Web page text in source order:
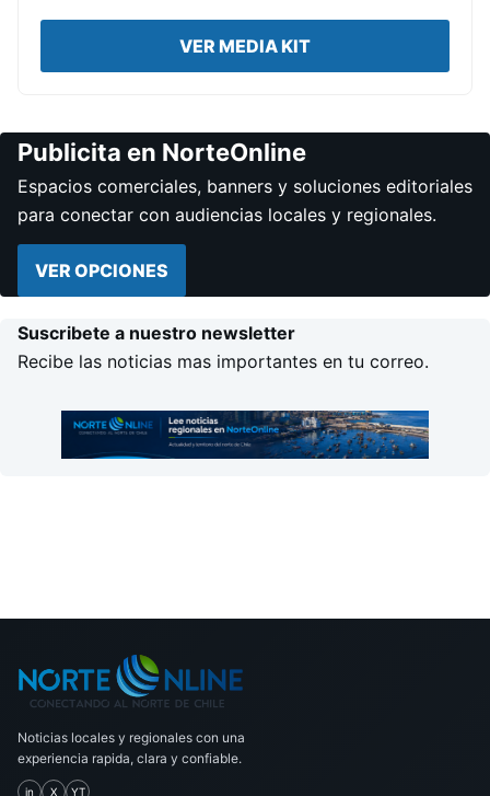
VER MEDIA KIT
Publicita en NorteOnline
Espacios comerciales, banners y soluciones editoriales
para conectar con audiencias locales y regionales.
VER OPCIONES
Suscribete a nuestro newsletter
Recibe las noticias mas importantes en tu correo.
Noticias locales y regionales con una
experiencia rapida, clara y confiable.
in X YT